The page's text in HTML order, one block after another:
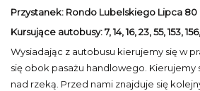
Przystanek: Rondo Lubelskiego Lipca 80
Kursujące autobusy: 7, 14, 16, 23, 55, 153,
Wysiadając z autobusu kierujemy się w
się obok pasażu handlowego. Kierujemy
nad rzeką. Przed nami znajduje się